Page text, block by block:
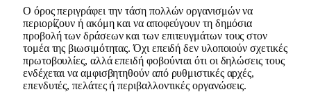
Ο όρος περιγράφει την τάση πολλών οργανισμών να
περιορίζουν ή ακόμη και να αποφεύγουν τη δημόσια
προβολή των δράσεων και των επιτευγμάτων τους στον
τομέα της βιωσιμότητας. Όχι επειδή δεν υλοποιούν σχετικές
πρωτοβουλίες, αλλά επειδή φοβούνται ότι οι δηλώσεις τους
ενδέχεται να αμφισβητηθούν από ρυθμιστικές αρχές,
επενδυτές, πελάτες ή περιβαλλοντικές οργανώσεις.